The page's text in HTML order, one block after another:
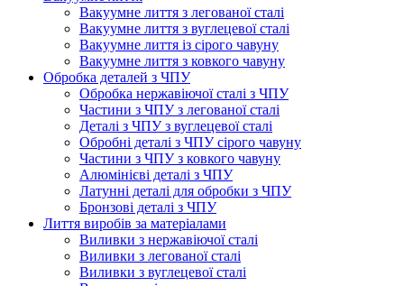
Вакуумне лиття з легованої сталі
Вакуумне лиття з вуглецевої сталі
Вакуумне лиття із сірого чавуну
Вакуумне лиття з ковкого чавуну
Обробка деталей з ЧПУ
Обробка нержавіючої сталі з ЧПУ
Частини з ЧПУ з легованої сталі
Деталі з ЧПУ з вуглецевої сталі
Обробні деталі з ЧПУ сірого чавуну
Частини з ЧПУ з ковкого чавуну
Алюмінієві деталі з ЧПУ
Латунні деталі для обробки з ЧПУ
Бронзові деталі з ЧПУ
Лиття виробів за матеріалами
Виливки з нержавіючої сталі
Виливки з легованої сталі
Виливки з вуглецевої сталі